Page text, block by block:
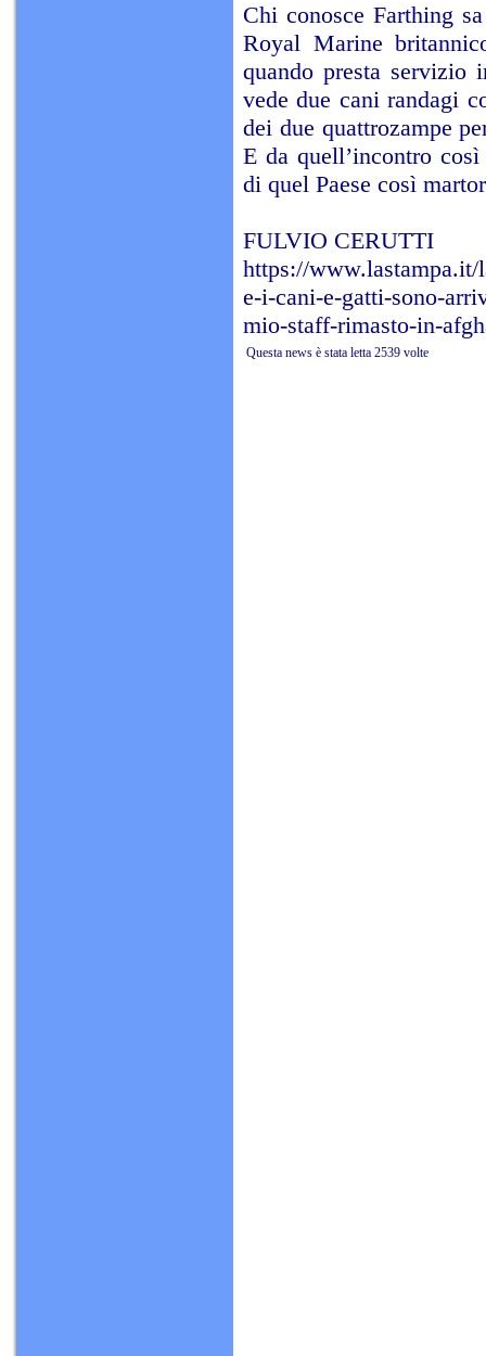
Chi conosce Farthing
Royal Marine
quando presta
vede due cani randagi
dei due quattrozampe
E da quell’incontro
di quel Paese così
FULVIO CERUTTI
https://www.lastampa.it/
e-i-cani-e-gatti-sono-
mio-staff-rimasto-in-
Questa news è stata letta 2539 volte